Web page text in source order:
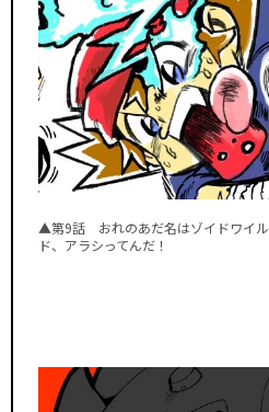
▲第9話 おれのあだ名はゾイドワイル
ド、アラシってんだ！